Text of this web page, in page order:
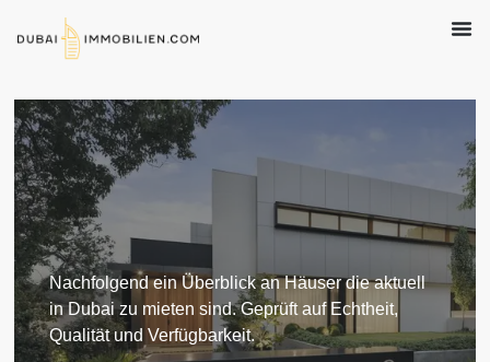
Nachfolgend ein Überblick an Häuser die aktuell
in Dubai zu mieten sind. Geprüft auf Echtheit,
Qualität und Verfügbarkeit.